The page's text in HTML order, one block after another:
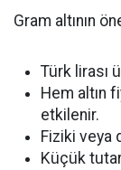
Gram altının
Türk lirası
Hem altın
etkilenir.
Fiziki veya
Küçük